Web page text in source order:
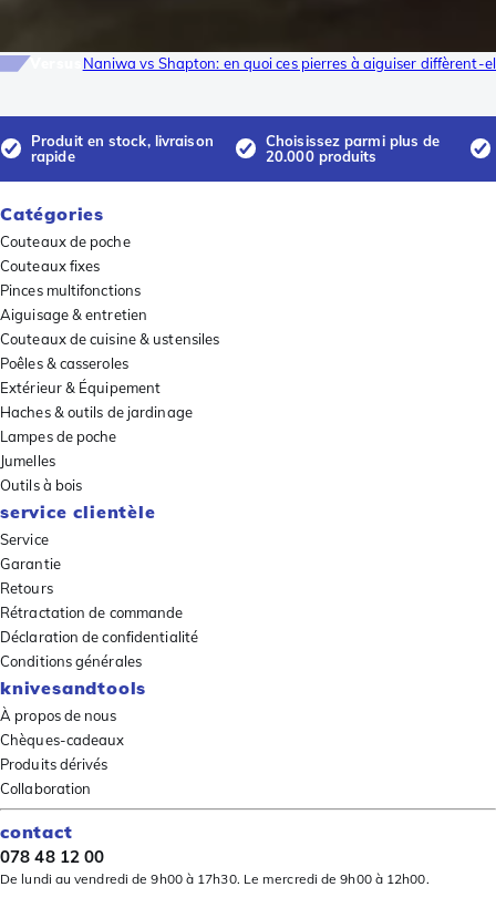
Naniwa vs Shapton: en quoi ces pierres à aiguiser diffèrent-
Produit en stock, livraison
rapide
Choisissez parmi plus de
20.000 produits
Catégories
Couteaux de poche
Couteaux fixes
Pinces multifonctions
Aiguisage & entretien
Couteaux de cuisine & ustensiles
Poêles & casseroles
Extérieur & Équipement
Haches & outils de jardinage
Lampes de poche
Jumelles
Outils à bois
service clientèle
Service
Garantie
Retours
Rétractation de commande
Déclaration de confidentialité
Conditions générales
knivesandtools
À propos de nous
Chèques-cadeaux
Produits dérivés
Collaboration
contact
078 48 12 00
De lundi au vendredi de 9h00 à 17h30. Le mercredi de 9h00 à 12h00.